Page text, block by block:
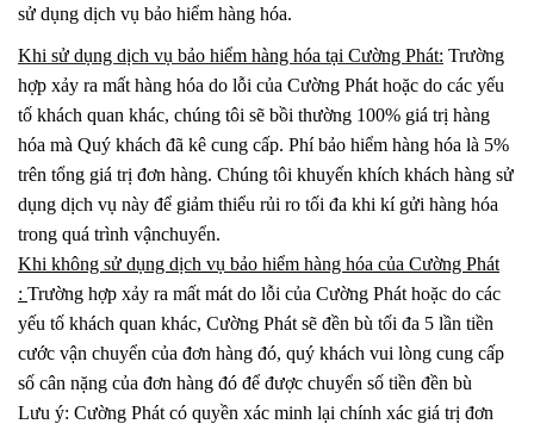
sử dụng dịch vụ bảo hiểm hàng hóa.
Khi sử dụng dịch vụ bảo hiểm hàng hóa tại Cường Phát: Trường
hợp xảy ra mất hàng hóa do lỗi của Cường Phát hoặc do các yếu
tố khách quan khác, chúng tôi sẽ bồi thường 100% giá trị hàng
hóa mà Quý khách đã kê cung cấp. Phí bảo hiểm hàng hóa là 5%
trên tổng giá trị đơn hàng. Chúng tôi khuyến khích khách hàng sử
dụng dịch vụ này để giảm thiểu rủi ro tối đa khi kí gửi hàng hóa
trong quá trình vậnchuyển.
Khi không sử dụng dịch vụ bảo hiểm hàng hóa của Cường Phát
: Trường hợp xảy ra mất mát do lỗi của Cường Phát hoặc do các
yếu tố khách quan khác, Cường Phát sẽ đền bù tối đa 5 lần tiền
cước vận chuyển của đơn hàng đó, quý khách vui lòng cung cấp
số cân nặng của đơn hàng đó để được chuyển số tiền đền bù
Lưu ý: Cường Phát có quyền xác minh lại chính xác giá trị đơn